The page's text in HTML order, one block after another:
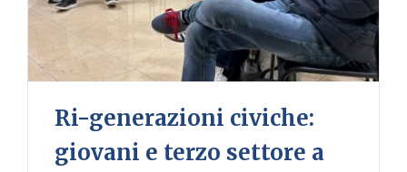
Ri-generazioni civiche:
giovani e terzo settore a